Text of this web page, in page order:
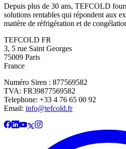
Depuis plus de 30 ans, TEFCOLD
solutions rentables qui répondent aux
matière de réfrigération et de
TEFCOLD FR
3, 5 rue Saint Georges
75009 Paris
France
Numéro Siren : 877569582
TVA: FR39877569582
Telephone: +33 4 76 65 00 92
Email: info@tefcold.fr